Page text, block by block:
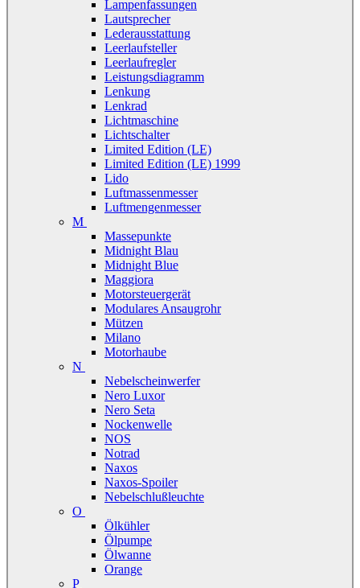
Lampenfassungen
Lautsprecher
Lederausstattung
Leerlaufsteller
Leerlaufregler
Leistungsdiagramm
Lenkung
Lenkrad
Lichtmaschine
Lichtschalter
Limited Edition (LE)
Limited Edition (LE) 1999
Lido
Luftmassenmesser
Luftmengenmesser
M
Massepunkte
Midnight Blau
Midnight Blue
Maggiora
Motorsteuergerät
Modulares Ansaugrohr
Mützen
Milano
Motorhaube
N
Nebelscheinwerfer
Nero Luxor
Nero Seta
Nockenwelle
NOS
Notrad
Naxos
Naxos-Spoiler
Nebelschlußleuchte
O
Ölkühler
Ölpumpe
Ölwanne
Orange
P